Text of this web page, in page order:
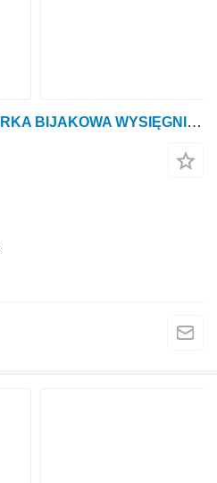
Renault ERGOS Z KOSIARKA BIJAKOWA WYSIĘGNIKOWA mulczer do rowów poboczy